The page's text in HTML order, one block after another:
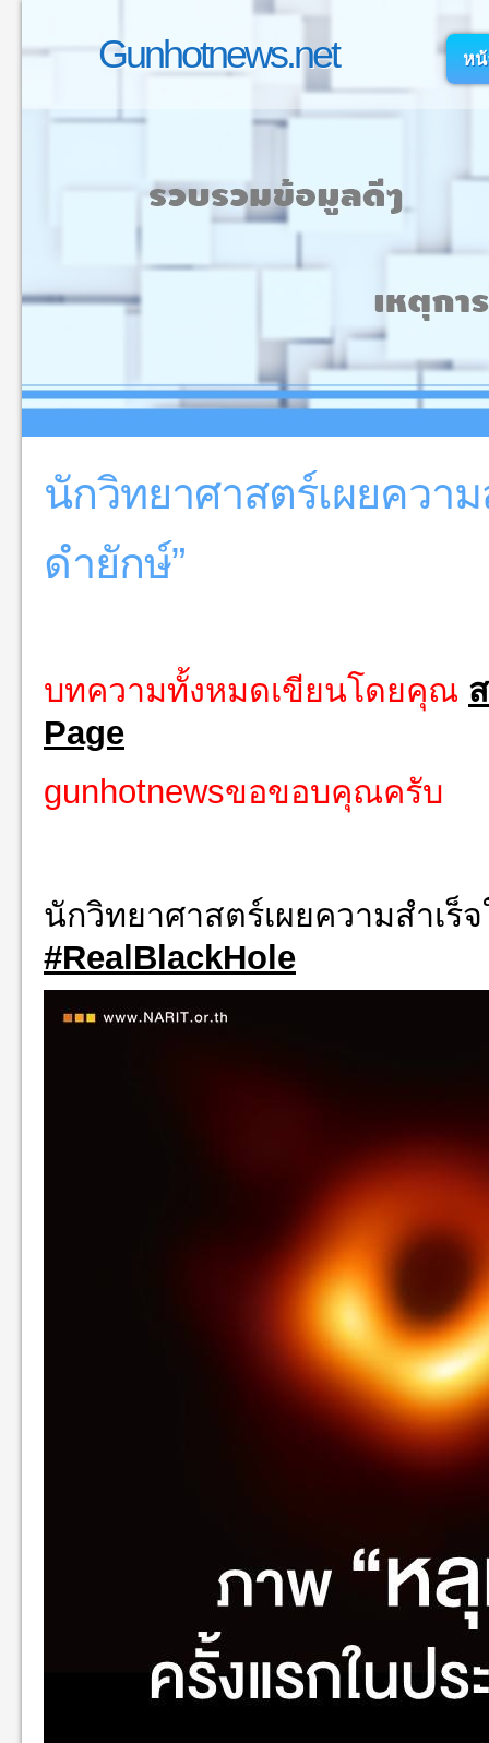
Gunhotnews.net หน้
นักวิทยาศาสตร์เผยควา
ดำยักษ์”
บทความทั้งหมดเขียนโดยคุณ
Page
gunhotnewsขอขอบคุณครับ
นักวิทยาศาสตร์เผยความสำเร็
#RealBlackHole